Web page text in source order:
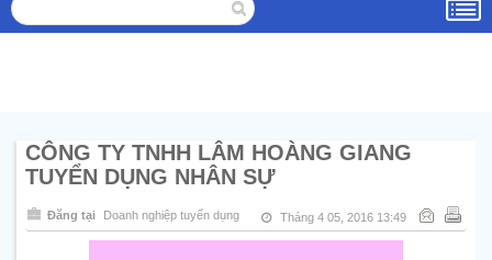
CÔNG TY TNHH LÂM HOÀNG GIANG
TUYỂN DỤNG NHÂN SỰ
Đăng tại Doanh nghiệp tuyển dụng Tháng 4 05, 2016 13:49